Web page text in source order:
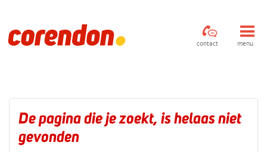
contact menu
De pagina die je zoekt, is helaas niet
gevonden